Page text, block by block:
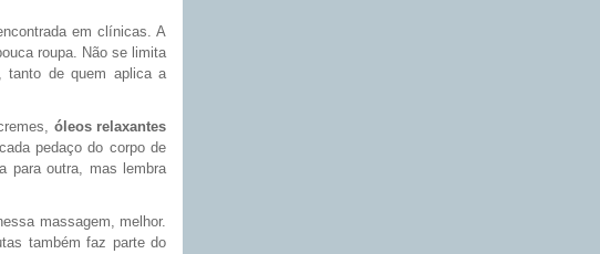
em clínicas. A
roupa. Não se limita
tanto de quem aplica a
óleos relaxantes
pedaço do corpo de
para outra, mas lembra
massagem, melhor.
também faz parte do